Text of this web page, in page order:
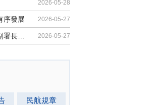
2026-05-28
序發展 2026-05-27
2026-05-27
民航規章